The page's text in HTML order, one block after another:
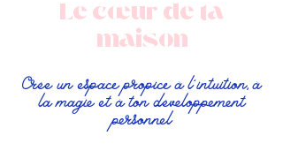
Le cœur de ta
maison
Crée un espace propice à l'intuition, à
la magie et à ton développement
personnel